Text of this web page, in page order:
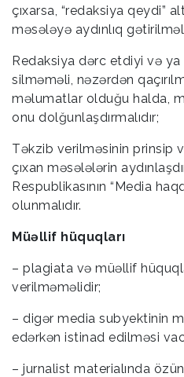
çıxarsa, “redaksiya qeydi”
məsələyə aydınlıq
Redaksiya dərc etdiyi və ya
silməməli, nəzərdən
məlumatlar olduğu halda,
onu dolğunlaşdırmalıdır;
Təkzib verilməsinin prinsip
çıxan məsələlərin
Respublikasının “Media
olunmalıdır.
Müəllif hüquqları
– plagiata və müəllif
verilməməlidir;
– digər media subyektinin
edərkən istinad edilməsi
– jurnalist materialında